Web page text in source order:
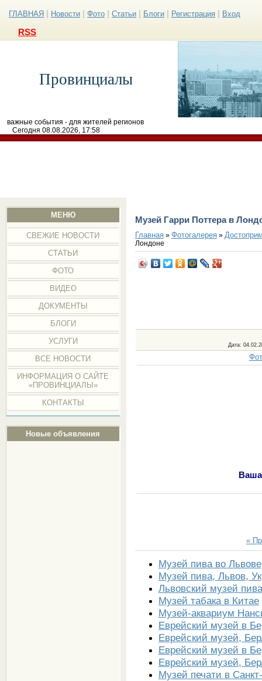
ГЛАВНАЯ Новости Фото Статьи Блоги Регистрация Вход
RSS
Провинциалы
важные события - для жителей регионов
Сегодня 08.08.2026, 17:58
МЕНЮ
СВЕЖИЕ НОВОСТИ
СТАТЬИ
ФОТО
ВИДЕО
ДОКУМЕНТЫ
БЛОГИ
УСЛУГИ
ВСЕ НОВОСТИ
ИНФОРМАЦИЯ О САЙТЕ
«ПРОВИНЦИАЛЫ»
КОНТАКТЫ
Новые объявления
Музей Гарри Поттера в
Главная» Фотогалерея»
Лондоне
Дата:
«
Музей пива во Львове
Музей пива, Львов,
Львовский музей
Музей табака в Китае
Музей-аквариум
Еврейский музей в
Еврейский музей,
Еврейский музей в
Еврейский музей,
Музей печати в